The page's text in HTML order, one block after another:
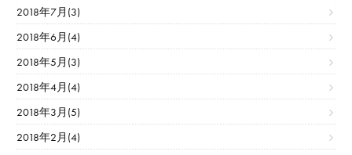
2018年7月(3)
2018年6月(4)
2018年5月(3)
2018年4月(4)
2018年3月(5)
2018年2月(4)